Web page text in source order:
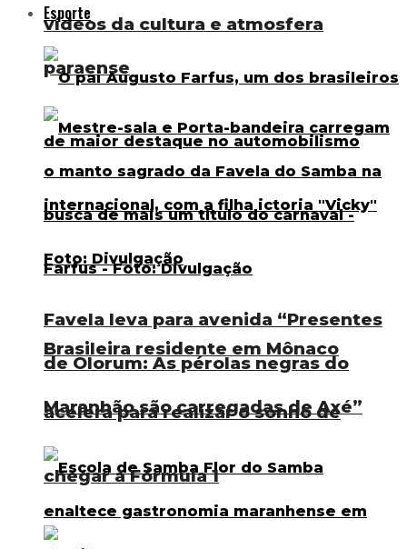
vídeos da cultura e atmosfera
paraense
Favela leva para avenida “Presentes
de Olorum: As pérolas negras do
Maranhão são carregadas de Axé”
Esporte
Brasileira residente em Mônaco
acelera para realizar o sonho de
chegar à Fórmula 1